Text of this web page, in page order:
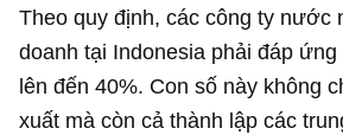
Theo quy định, các công ty nước
doanh tại Indonesia phải đáp
lên đến 40%. Con số này không
xuất mà còn cả thành lập các